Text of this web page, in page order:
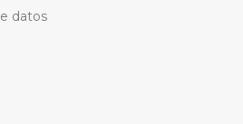
datos